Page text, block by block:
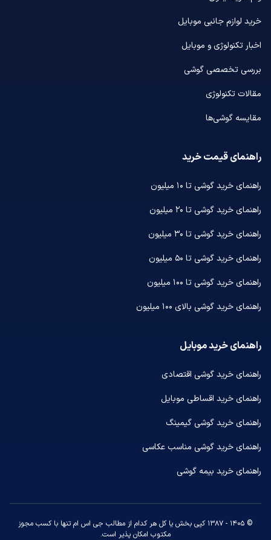
خرید لوازم جانبی موبایل
اخبار تکنولوژی و موبایل
بررسی تخصصی گوشی
مقالات تکنولوژی
مقایسه گوشی‌ها
راهنمای قیمت خرید
راهنمای خرید گوشی تا ۱۰ میلیون
راهنمای خرید گوشی تا ۲۰ میلیون
راهنمای خرید گوشی تا ۳۰ میلیون
راهنمای خرید گوشی تا ۵۰ میلیون
راهنمای خرید گوشی تا ۱۰۰ میلیون
راهنمای خرید گوشی بالای ۱۰۰ میلیون
راهنمای خرید موبایل
راهنمای خرید گوشی اقتصادی
راهنمای خرید اقساطی موبایل
راهنمای خرید گوشی گیمینگ
راهنمای خرید گوشی مناسب عکاسی
راهنمای خرید بیمه گوشی
© ۱۴۰۵ - ۱۳۸۷ کپی بخش یا کل هر کدام از مطالب جی اس ام تنها با کسب مجوز
مکتوب امکان پذیر است.